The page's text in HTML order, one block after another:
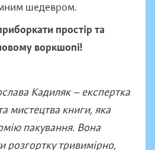
шедевром.
простір та
воркшопі!
Кадиляк — експертка
мистецтва книги, яка
пакування. Вона
розгортку тривимірно,